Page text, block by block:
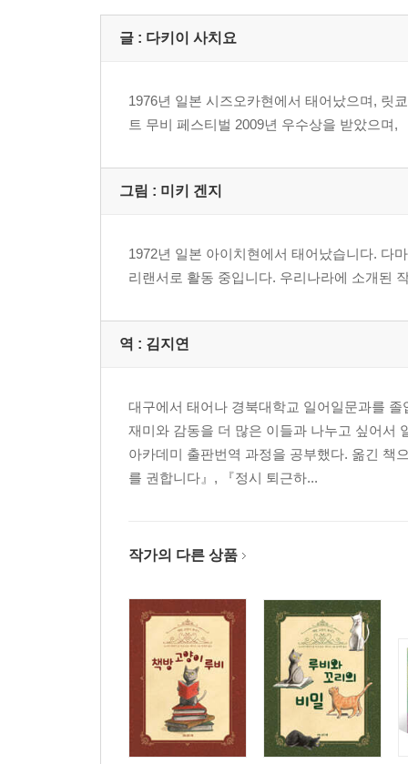
글 : 다키이 사치요
1976년 일본 시즈오카현에서 태어났으며, 릿
트 무비 페스티벌 2009년 우수상을 받았으며
그림 : 미키 겐지
1972년 일본 아이치현에서 태어났습니다. 다
리랜서로 활동 중입니다. 우리나라에 소개된
역 : 김지연
대구에서 태어나 경북대학교 일어일문과를
재미와 감동을 더 많은 이들과 나누고 싶어서
아카데미 출판번역 과정을 공부했다. 옮긴 책
를 권합니다』, 『정시 퇴근하...
작가의 다른 상품